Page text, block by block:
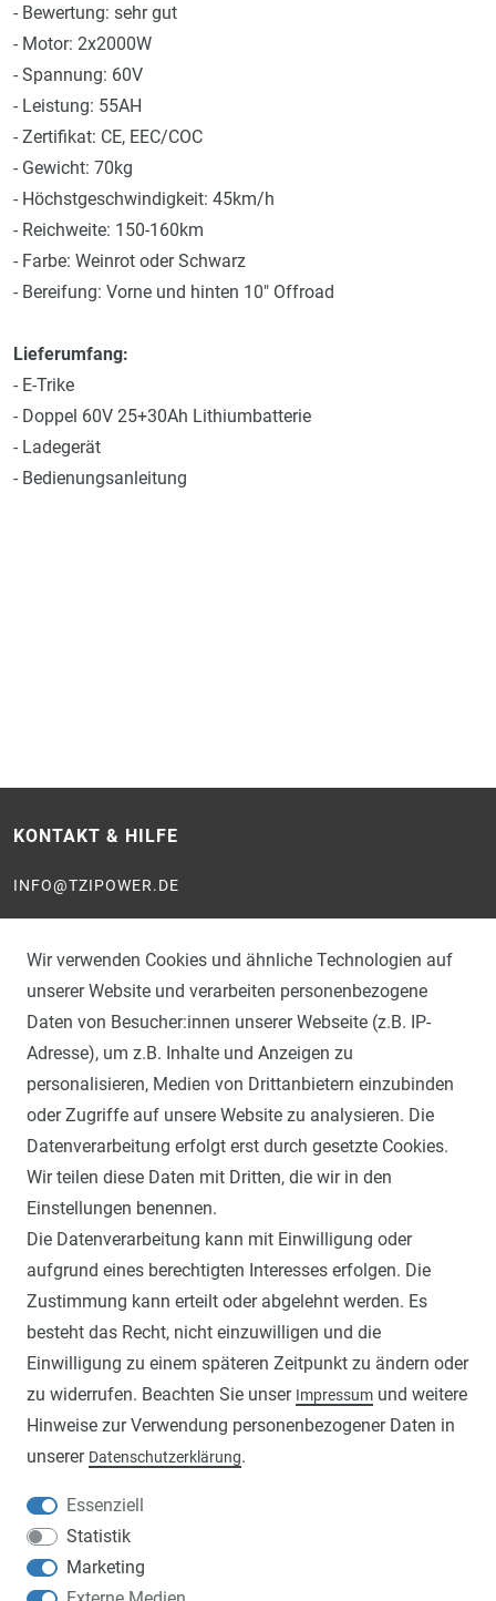
- Bewertung: sehr gut
- Motor: 2x2000W
- Spannung: 60V
- Leistung: 55AH
- Zertifikat: CE, EEC/COC
- Gewicht: 70kg
- Höchstgeschwindigkeit: 45km/h
- Reichweite: 150-160km
- Farbe: Weinrot oder Schwarz
- Bereifung: Vorne und hinten 10" Offroad
Lieferumfang:
- E-Trike
- Doppel 60V 25+30Ah Lithiumbatterie
- Ladegerät
- Bedienungsanleitung
Wir verwenden Cookies und ähnliche Technologien auf
unserer Website und verarbeiten personenbezogene
Daten von Besucher:innen unserer Webseite (z.B. IP-
Adresse), um z.B. Inhalte und Anzeigen zu
personalisieren, Medien von Drittanbietern einzubinden
oder Zugriffe auf unsere Website zu analysieren. Die
Datenverarbeitung erfolgt erst durch gesetzte Cookies.
Wir teilen diese Daten mit Dritten, die wir in den
Einstellungen benennen.
Die Datenverarbeitung kann mit Einwilligung oder
aufgrund eines berechtigten Interesses erfolgen. Die
Zustimmung kann erteilt oder abgelehnt werden. Es
besteht das Recht, nicht einzuwilligen und die
Einwilligung zu einem späteren Zeitpunkt zu ändern oder
zu widerrufen. Beachten Sie unser Impressum und weitere
Hinweise zur Verwendung personenbezogener Daten in
unserer Daten­schutz­erklärung.
Essenziell
Statistik
Marketing
KONTAKT & HILFE
INFO@TZIPOWER.DE
WIDERRUFSFORMULAR
ZERTIFIZIERUNGEN
INFORMATIONEN
ANLEITUNGEN
WIDERRUFSRECHT
DATENSCHUTZERKLÄRUNG
AGB
VERSAND- UND ZAHLUNGSBEDINGUNGEN